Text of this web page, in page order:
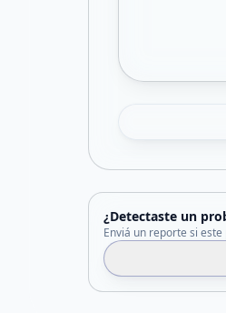
¿Detectaste un
Enviá un reporte si